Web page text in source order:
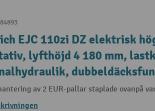
EJC 110zi DZ elektrisk
lyfthöjd 4 180 mm,
av 2 EUR-pallar staplade ovanpå